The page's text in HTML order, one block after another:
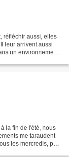
réfléchir aussi, elles
leur arrivent aussi
un environnement
la fin de l'été, nous
me taraudent
les mercredis, puis